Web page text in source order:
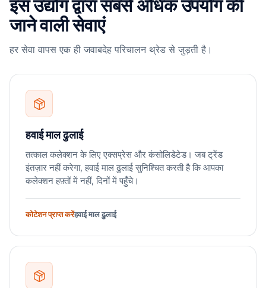
इस उद्योग द्वारा सबसे अधिक उपयोग की
जाने वाली सेवाएं
हर सेवा वापस एक ही जवाबदेह परिचालन थ्रेड से जुड़ती है।
हवाई माल ढुलाई
तत्काल कलेक्शन के लिए एक्सप्रेस और कंसोलिडेटेड। जब ट्रेंड
इंतज़ार नहीं करेगा, हवाई माल ढुलाई सुनिश्चित करती है कि आपका
कलेक्शन हफ़्तों में नहीं, दिनों में पहुँचे।
कोटेशन प्राप्त करेंहवाई माल ढुलाई